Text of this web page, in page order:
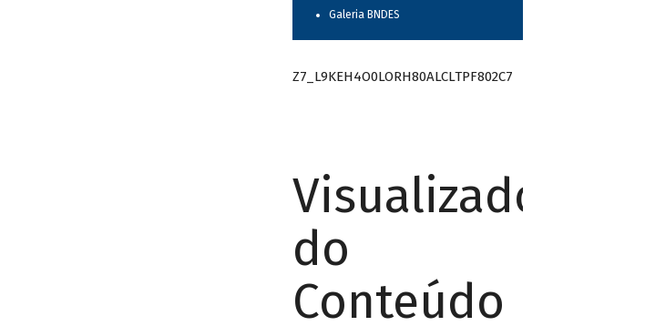
Galeria BNDES
Z7_L9KEH4O0LORH80ALCLTPF802C7
Visualizador
do
Conteúdo